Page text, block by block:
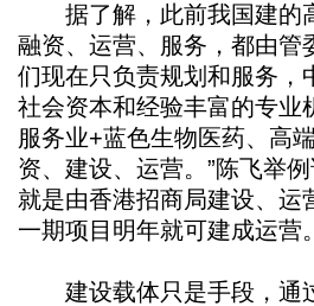
据了解，此前我国建的
融资、运营、服务，都由管
们现在只负责规划和服务，
社会资本和经验丰富的专业
服务业+蓝色生物医药、高
资、建设、运营。”陈飞举
就是由香港招商局建设、运
一期项目明年就可建成运营
建设载体只是手段，通